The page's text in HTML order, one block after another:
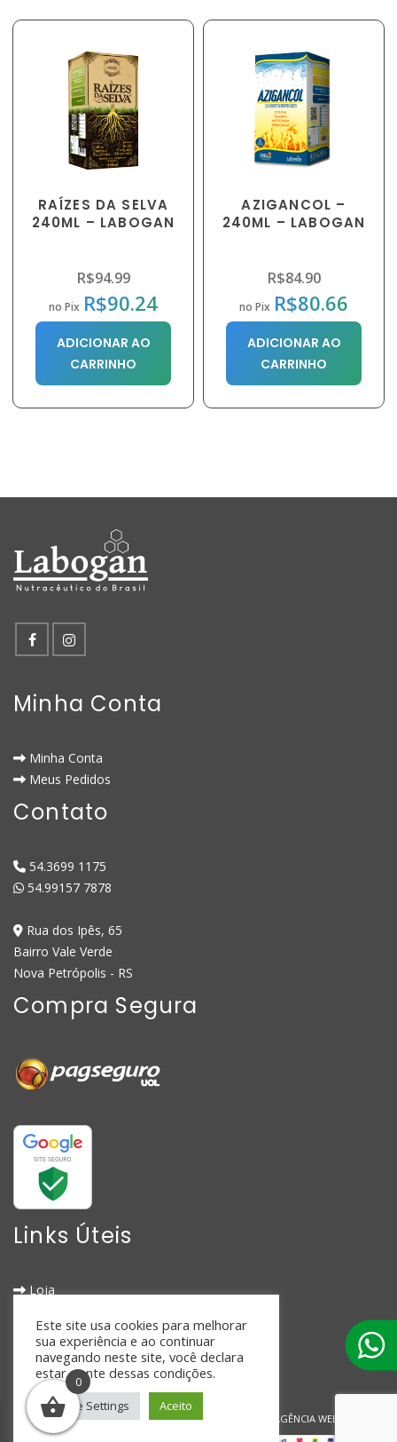
RAÍZES DA SELVA
240ML – LABOGAN
R$94.99
no Pix R$90.24
ADICIONAR AO
CARRINHO
AZIGANCOL –
240ML – LABOGAN
R$84.90
no Pix R$80.66
ADICIONAR AO
CARRINHO
Minha Conta
Minha Conta
Meus Pedidos
Contato
54.3699 1175
54.99157 7878
Rua dos Ipês, 65
Bairro Vale Verde
Nova Petrópolis - RS
Compra Segura
Links Úteis
Loja
Política de Reembolso
Termos de Uso
Contato
© 2026 Labogan | Desenvolvido por: TRONIC AGÊNCIA WEB
Este site usa cookies para melhorar
sua experiência e ao continuar
navegando neste site, você declara
estar ciente dessas condições.
Cookie Settings Aceito
0